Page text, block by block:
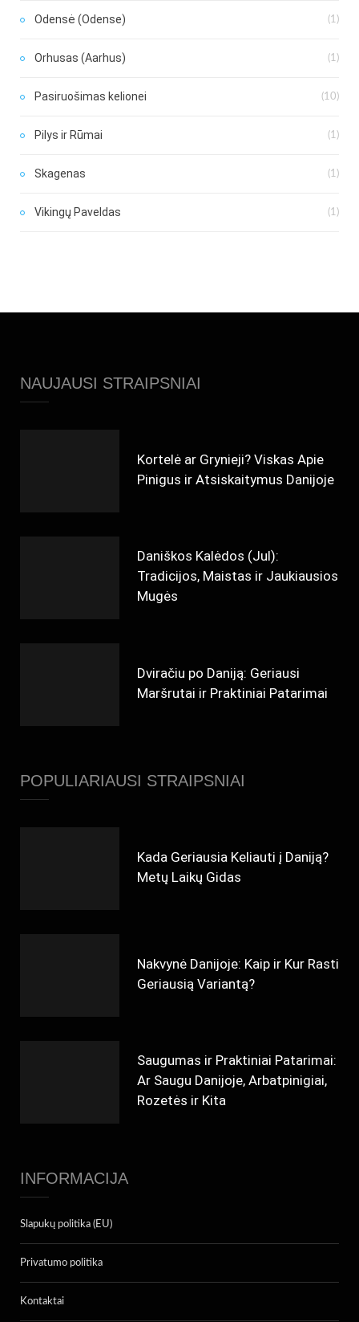
Odensė (Odense) (1)
Orhusas (Aarhus) (1)
Pasiruošimas kelionei (10)
Pilys ir Rūmai (1)
Skagenas (1)
Vikingų Paveldas (1)
NAUJAUSI STRAIPSNIAI
Kortelė ar Grynieji? Viskas Apie
Pinigus ir Atsiskaitymus Danijoje
Daniškos Kalėdos (Jul):
Tradicijos, Maistas ir Jaukiausios
Mugės
Dviračiu po Daniją: Geriausi
Maršrutai ir Praktiniai Patarimai
POPULIARIAUSI STRAIPSNIAI
Kada Geriausia Keliauti į Daniją?
Metų Laikų Gidas
Nakvynė Danijoje: Kaip ir Kur Rasti
Geriausią Variantą?
Saugumas ir Praktiniai Patarimai:
Ar Saugu Danijoje, Arbatpinigiai,
Rozetės ir Kita
INFORMACIJA
Slapukų politika (EU)
Privatumo politika
Kontaktai